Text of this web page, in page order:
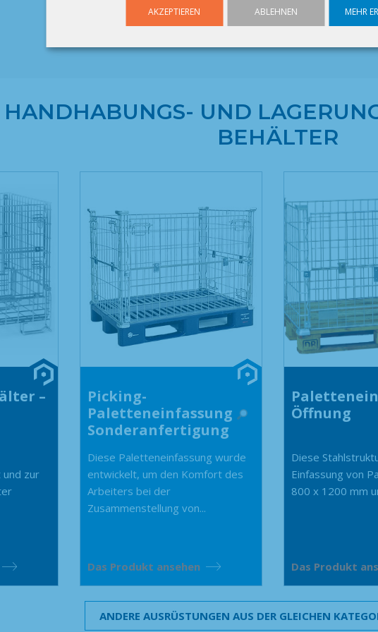
AKZEPTIEREN ABLEHNEN MEHR
UND
BEHÄLTER
–
zur
Picking-
Paletteneinfassung
Sonderanfertigung
Diese Paletteneinfassung wurde
entwickelt, um den Komfort des
Arbeiters bei der
Zusammenstellung von...
Das Produkt ansehen
Öffnung
Diese
Einfassung von
800 x 1200 mm
Das Produkt
ANDERE AUSRÜSTUNGEN AUS DER GLEICHEN